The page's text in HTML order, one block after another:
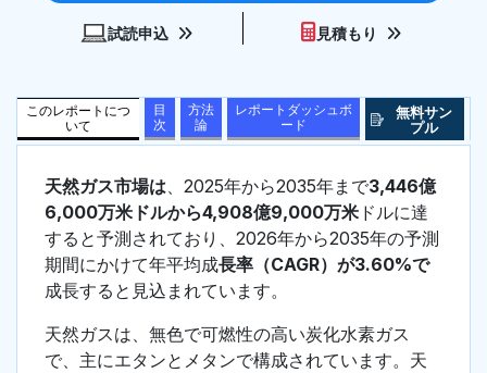
試読申込 見積もり
このレポートにつ
いて
目
次
方法
論
レポートダッシュボ
ード
無料サン
プル
天然ガス市場は、2025年から2035年まで3,446億
6,000万米ドルから4,908億9,000万米 ドルに達
すると予測されており、2026年から2035年の予測
期間にかけて年平均成長率（CAGR）が3.60%で
成長すると見込まれています。
天然ガスは、無色で可燃性の高い炭化水素ガス
で、主にエタンとメタンで構成されています。天